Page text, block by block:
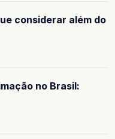
considerar além do
no Brasil: